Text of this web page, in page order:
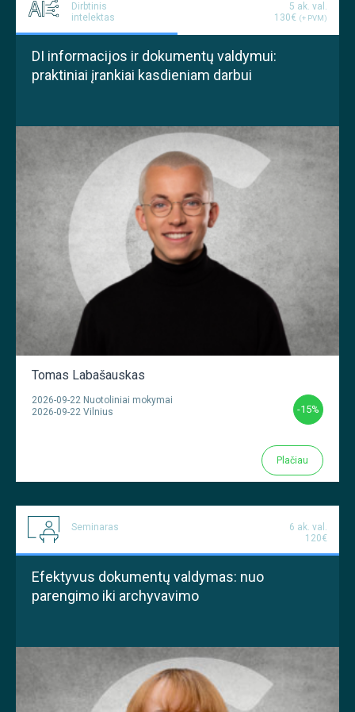
Dirbtinis
intelektas
5 ak. val.
130€ (+ PVM)
DI informacijos ir dokumentų valdymui:
praktiniai įrankiai kasdieniam darbui
Tomas Labašauskas
2026-09-22 Nuotoliniai mokymai
2026-09-22 Vilnius
-15%
Plačiau
Seminaras
6 ak. val.
120€
Efektyvus dokumentų valdymas: nuo
parengimo iki archyvavimo